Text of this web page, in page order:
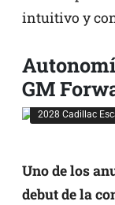
intuitivo y
GM
2028 Cadillac
Uno de los
debut de la